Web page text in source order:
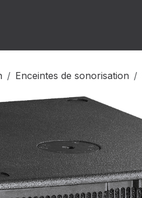
Enceintes de sonorisation